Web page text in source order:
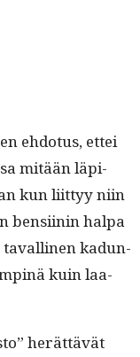
ehdo­tus, ettei
mitään läpi­
kun liit­tyy niin
ben­si­inin hal­pa
tavalli­nen kadun­
kuin laa­
herät­tävät